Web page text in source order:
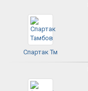
Спартак Тм